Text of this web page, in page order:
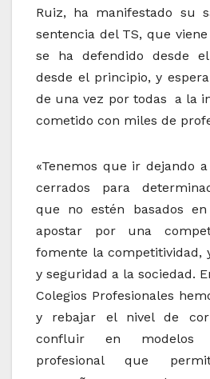
Ruiz, ha manifestado su
sentencia del TS, que
se ha defendido desde el
desde el principio, y
de una vez por todas a la
cometido con miles de
«Tenemos que ir dejando
cerrados para
que no estén basados
apostar por una
fomente la competitividad,
y seguridad a la sociedad.
Colegios Profesionales
y rebajar el nivel de
confluir en modelos
profesional que